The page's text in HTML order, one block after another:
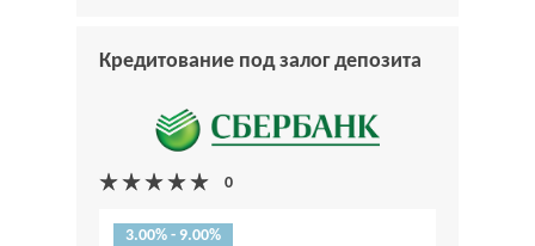
Кредитование под залог депозита
3.00% - 9.00%